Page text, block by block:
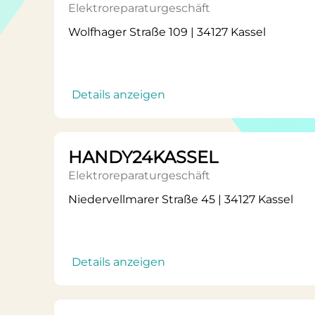
Elektroreparaturgeschäft
Wolfhager Straße 109 | 34127 Kassel
Details anzeigen
HANDY24KASSEL
Elektroreparaturgeschäft
Niedervellmarer Straße 45 | 34127 Kassel
Details anzeigen